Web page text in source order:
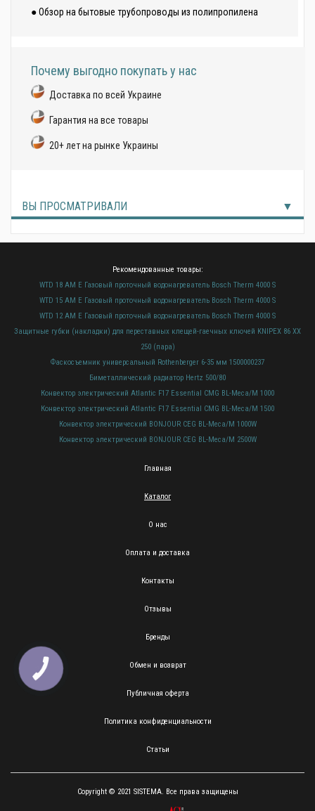
● Обзор на бытовые трубопроводы из полипропилена
Почему выгодно покупать у нас
Доставка по всей Украине
Гарантия на все товары
20+ лет на рынке Украины
ВЫ ПРОСМАТРИВАЛИ
Рекомендованные товары:
WTD 18 AM E Газовый проточный водонагреватель Bosch Therm 4000 S
WTD 15 AM E Газовый проточный водонагреватель Bosch Therm 4000 S
WTD 12 AM E Газовый проточный водонагреватель Bosch Therm 4000 S
Защитные губки (накладки) для переставных клещей-гаечных ключей KNIPEX 86 XX
250 (пара)
Фаскосъемник универсальный Rothenberger 6-35 мм 1500000237
Биметаллический радиатор Hertz 500/80
Конвектор электрический Atlantic F17 Essential CMG BL-Meca/M 1000
Конвектор электрический Atlantic F17 Essential CMG BL-Meca/M 1500
Конвектор электрический BONJOUR CEG BL-Meca/M 1000W
Конвектор электрический BONJOUR CEG BL-Meca/M 2500W
Главная
Каталог
О нас
Оплата и доставка
Контакты
Отзывы
Бренды
Обмен и возврат
Публичная оферта
Политика конфиденциальности
Статьи
Copyright © 2021 SISTEMA. Все права защищены
КНОПКА
ЗВ'ЯЗКУ